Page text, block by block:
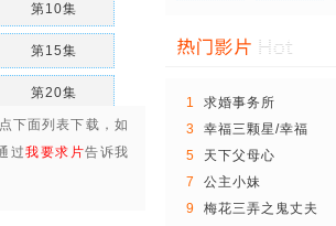
第10集
第15集
第20集
下面列表下载，如
过我要求片告诉我
1 求婚事务所
3
幸福三颗星/幸福
我..
5
天下父母心
7
公主小妹
9
梅花三弄之鬼丈夫